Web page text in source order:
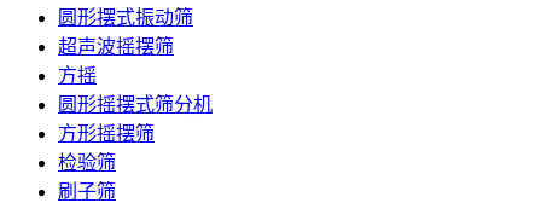
圆形摆式振动筛
超声波摇摆筛
方摇
圆形摇摆式筛分机
方形摇摆筛
检验筛
刷子筛